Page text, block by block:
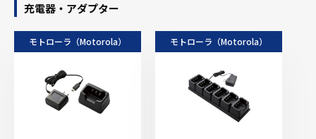
充電器・アダプター
モトローラ（Motorola） モトローラ（Motorola）